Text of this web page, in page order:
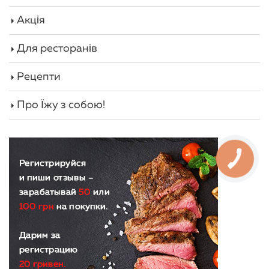
Зважившись придбати мисливські ковбаски,
максимально доступною для кожного
пропонуємо величезну кількість додаткових
наступні:
для виробництва ми використовуємо
тільки екологічно чисте м'ясо, привезене з
фермерського господарства;
м'ясо не містить в собі ГМО і
антибіотиків;
продаж здійснюється тільки
свіжоприготовлених ковбасок;
Акція
Для ресторанів
Рецепти
Про Їжу з собою!